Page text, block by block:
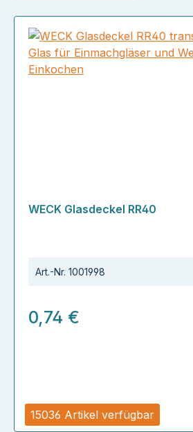
15036 Artikel verfügbar
WECK Glasdeckel RR40
Art.-Nr. 1001998
0,74 €